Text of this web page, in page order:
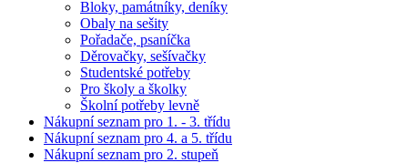
Bloky, památníky, deníky
Obaly na sešity
Pořadače, psaníčka
Děrovačky, sešívačky
Studentské potřeby
Pro školy a školky
Školní potřeby levně
Nákupní seznam pro 1. - 3. třídu
Nákupní seznam pro 4. a 5. třídu
Nákupní seznam pro 2. stupeň